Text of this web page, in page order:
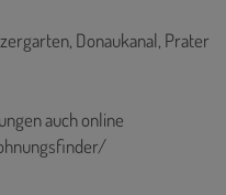
Donaukanal, Prater
auch online